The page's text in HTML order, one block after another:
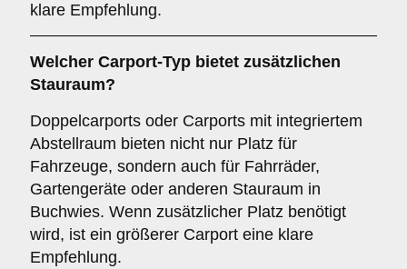
klare Empfehlung.
Welcher Carport-Typ bietet zusätzlichen
Stauraum?
Doppelcarports oder Carports mit integriertem
Abstellraum bieten nicht nur Platz für
Fahrzeuge, sondern auch für Fahrräder,
Gartengeräte oder anderen Stauraum in
Buchwies. Wenn zusätzlicher Platz benötigt
wird, ist ein größerer Carport eine klare
Empfehlung.